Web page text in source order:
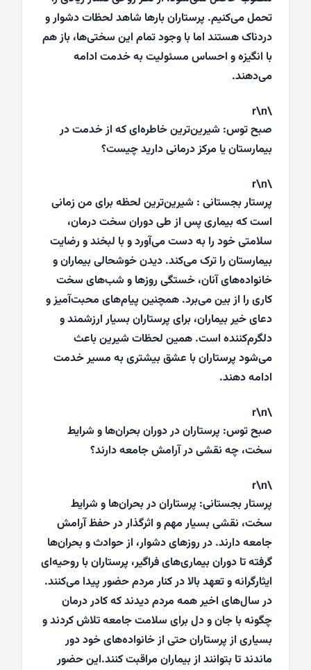
تحمل می‌کنیم. پرستاران بارها شاهد لحظات دشوار و
دردناک هستند اما با وجود تمام این سختی‌ها، باز هم
با انگیزه و احساس مسئولیت به خدمت ادامه
می‌دهند.
\r\n
صبح توس: شیرین‌ترین خاطره‌ای که از خدمت در
بیمارستان یا مرکز درمانی دارید چیست؟
\r\n
پرستار بجستانی : شیرین‌ترین لحظه برای من زمانی
است که بیماری پس از طی دوران سخت درمان،
سلامتی خود را به دست می‌آورد و با لبخند و رضایت
بیمارستان را ترک می‌کند. دیدن خوشحالی بیماران و
خانواده‌های آنان، خستگی روزها و شب‌های سخت
کاری را از بین می‌برد. همچنین پیام‌های محبت‌آمیز و
دعای خیر بیماران، برای پرستاران بسیار ارزشمند و
دلگرم‌کننده است. همین لحظات شیرین باعث
می‌شود پرستاران با عشق بیشتری به مسیر خدمت
ادامه دهند.
\r\n
صبح توس: پرستاران در دوران بحران‌ها و شرایط
سخت، چه نقشی در آرامش جامعه دارند؟
\r\n
پرستار بجستانی: پرستاران در بحران‌ها و شرایط
سخت، نقشی بسیار مهم و اثرگذار در حفظ آرامش
جامعه دارند. در روزهای دشوار، از حوادث و بحران‌ها
گرفته تا دوران بیماری‌های فراگیر، پرستاران با روحیه‌ای
ایثارگرانه و تعهد بالا در کنار مردم حضور پیدا می‌کنند.
در سال‌های اخیر همه مردم دیدند که کادر درمان
چگونه با جان و دل برای سلامت جامعه تلاش کردند و
بسیاری از پرستاران حتی از خانواده‌های خود دور
ماندند تا بتوانند از بیماران مراقبت کنند.این حضور